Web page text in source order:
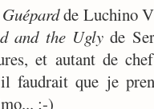
de Luchino
and the Ugly de
et autant de
faudrait que je
;-)